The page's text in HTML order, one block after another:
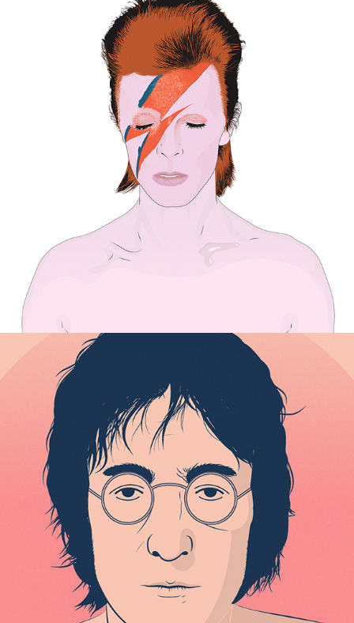
DAVID BOWIE | ALADDIN SANE ILLUSTRATIONS
JOHN LENNON ILLUSTRATION